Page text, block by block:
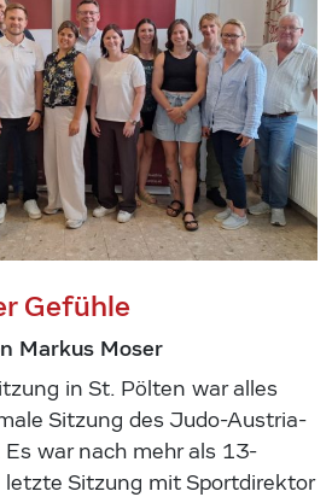
Gefühle
Markus Moser
in St. Pölten war alles
Sitzung des Judo-Austria-
war nach mehr als 13-
letzte Sitzung mit Sportdirektor